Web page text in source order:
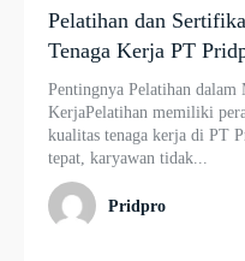
Pelatihan dan
Tenaga Kerja PT
Pentingnya Pelatihan dalam
KerjaPelatihan memiliki
kualitas tenaga kerja di PT
tepat, karyawan tidak...
Pridpro